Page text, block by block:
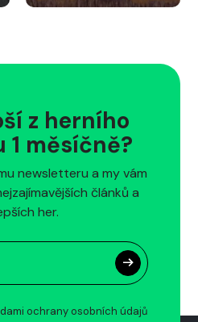
z herního
1 měsíčně?
newsletteru a my vám
článků a
her.
ochrany osobních údajů